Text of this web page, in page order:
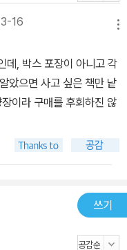
16
데, 박스 포장이 아니고 각
았으면 사고 싶은 책만 낱
이라 구매를 후회하진 않
쓰기